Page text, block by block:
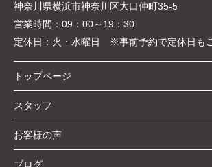
神奈川県横浜市神奈川区大口仲町35-5
営業時間： 09：00～19：30
定休日： 火・水曜日 ※事前予約で定休日もご
トップページ
スタッフ
お客様の声
ブログ